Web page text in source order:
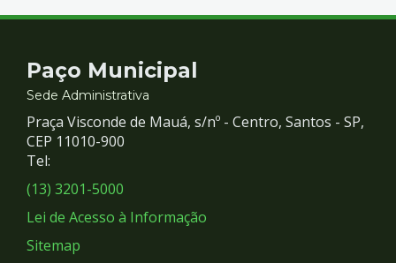
Contato
e
Redes
Sociais
Paço Municipal
Sede Administrativa
Praça Visconde de Mauá, s/nº - Centro, Santos - SP,
CEP 11010-900
Tel:
(13) 3201-5000
Lei de Acesso à Informação
Sitemap